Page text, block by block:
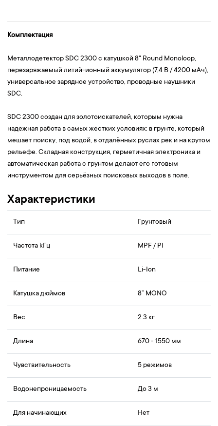
Комплектация
Металлодетектор SDC 2300 с катушкой 8" Round Monoloop,
перезаряжаемый литий-ионный аккумулятор (7,4 В / 4200 мАч),
универсальное зарядное устройство, проводные наушники
SDC.
SDC 2300 создан для золотоискателей, которым нужна
надёжная работа в самых жёстких условиях: в грунте, который
мешает поиску, под водой, в отдалённых руслах рек и на крутом
рельефе. Складная конструкция, герметичная электроника и
автоматическая работа с грунтом делают его готовым
инструментом для серьёзных поисковых выходов в поле.
Характеристики
Тип Грунтовый
Частота kГц MPF / PI
Питание Li-Ion
Катушка дюймов 8” MONO
Вес 2.3 кг
Длина 670 - 1550 мм
Чувствительность 5 режимов
Водонепроницаемость До 3 м
Для начинающих Нет